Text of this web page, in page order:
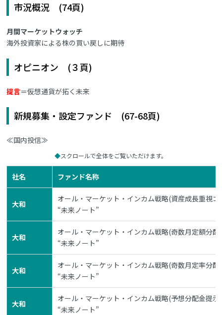
市況概況 (74頁)
月間マーケットウォッチ
海外投資家による株の買い戻しに期待
オピニオン (３頁)
提言＝仮想通貨が拓く未来
新規募集・設定ファンド (67-68頁)
≪国内投信≫
スクロールで全体をご覧いただけます。
社名 ファンド名称
大和
オール・マーケット・インカム戦略(資産成長重視コ
“未来ノート”
大和
オール・マーケット・インカム戦略(奇数月定額分配
“未来ノート”
大和
オール・マーケット・インカム戦略(奇数月定率分配
“未来ノート”
大和
オール・マーケット・インカム戦略(予想分配金提示
“未来ノート”